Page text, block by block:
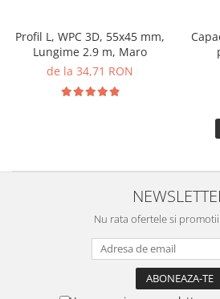
Profil L, WPC 3D, 55x45 mm,
Lungime 2.9 m, Maro
de la 34,71 RON
Nu rata ofertele si